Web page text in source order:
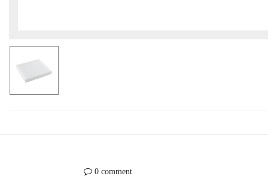
0 comment